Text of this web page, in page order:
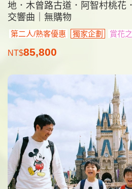
地．木曾路古道．阿智村桃花
交響曲｜無購物
第二人/熟客優惠 獨家企劃 賞花
NT$85,800